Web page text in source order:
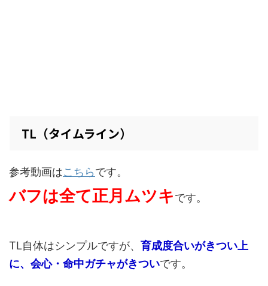
TL（タイムライン）
参考動画はこちらです。
バフは全て正月ムツキです。
TL自体はシンプルですが、 育成度合いがきつい上
に、会心・命中ガチャがきついです。